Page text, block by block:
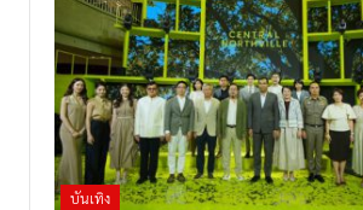
บันเทิง